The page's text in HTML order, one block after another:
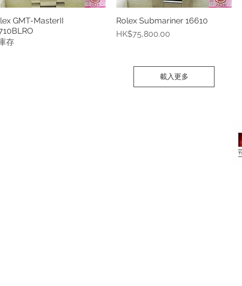
快速瀏覽
GMT-MasterII
存
快速瀏覽
Rolex Submariner 16610
價格
HK$75,800.00
載入更多